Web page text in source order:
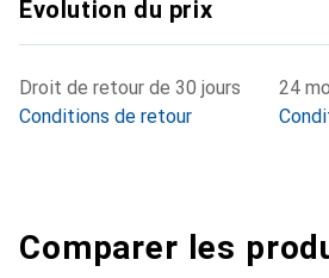
Évolution du prix
Droit de retour de 30 jours
Conditions de retour
24
Comparer les